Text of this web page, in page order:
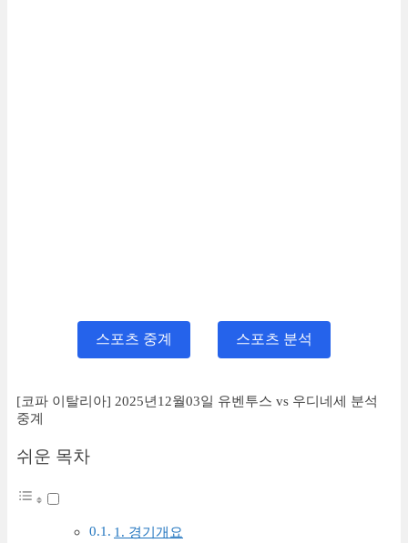
스포츠 중계 스포츠 분석
[코파 이탈리아] 2025년12월03일 유벤투스 vs 우디네세 분석
중계
쉬운 목차
1. 경기개요